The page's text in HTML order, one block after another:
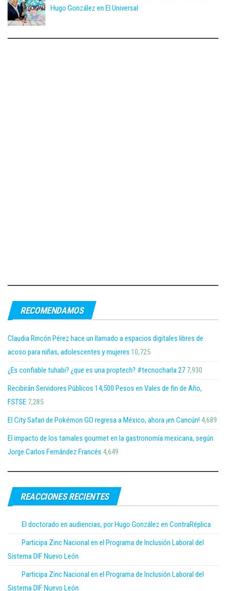
Hugo González en El Universal
RECOMENDAMOS
Claudia Rincón Pérez hace un llamado a espacios digitales libres de
acoso para niñas, adolescentes y mujeres 10,725
¿Es confiable tuhabi? ¿que es una proptech? #tecnocharla 27 7,930
Recibirán Servidores Públicos 14,500 Pesos en Vales de fin de Año,
FSTSE 7,285
El City Safari de Pokémon GO regresa a México, ahora ¡en Cancún! 4,689
El impacto de los tamales gourmet en la gastronomía mexicana, según
Jorge Carlos Fernández Francés 4,649
REACCIONES RECIENTES
El doctorado en audiencias, por Hugo González en ContraRéplica
Participa Zinc Nacional en el Programa de Inclusión Laboral del
Sistema DIF Nuevo León
Participa Zinc Nacional en el Programa de Inclusión Laboral del
Sistema DIF Nuevo León